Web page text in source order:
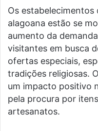
Os estabelecimentos
alagoana estão se
aumento da
visitantes em busca
ofertas especiais,
tradições religiosas.
um impacto positivo
pela procura por
artesanatos.